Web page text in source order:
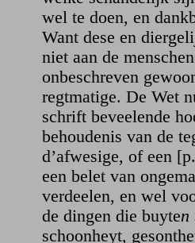
wel te doen, en
Want dese en
niet aan de
onbeschreven
regtmatige. De Wet
schrift beveelende
behoudenis van de
d’afwesige, of een
een belet van
verdeelen, en wel
de dingen die buyten
schoonheyt,